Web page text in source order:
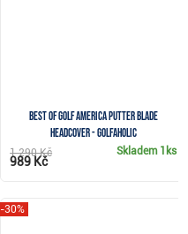
Best of Golf America putter blade
headcover - Golfaholic
Skladem 1ks
1 290 Kč
989 Kč
-30%